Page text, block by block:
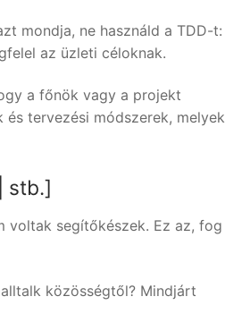
mondja, ne használd a TDD-t:
az üzleti céloknak.
a főnök vagy a projekt
tervezési módszerek, melyek
stb.]
voltak segítőkészek. Ez az, fog
közösségtől? Mindjárt